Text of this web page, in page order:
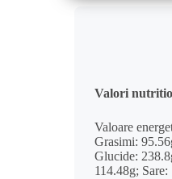
Valori
Valoare
Grasimi:
Glucide:
114.48g;